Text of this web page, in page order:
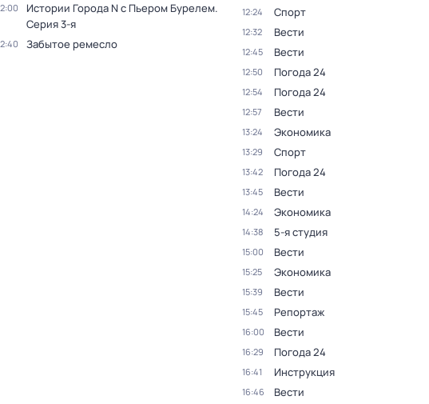
Истории Города N с Пьером Бурелем.
Серия 3-я
Забытое ремесло
12:24 Спорт
12:32 Вести
12:45 Вести
12:50 Погода 24
12:54 Погода 24
12:57 Вести
13:24 Экономика
13:29 Спорт
13:42 Погода 24
13:45 Вести
14:24 Экономика
14:38 5-я студия
15:00 Вести
15:25 Экономика
15:39 Вести
15:45 Репортаж
16:00 Вести
16:29 Погода 24
16:41 Инструкция
16:46 Вести